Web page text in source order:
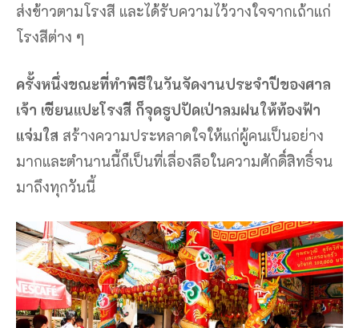
ส่งข้าวตามโรงสี และได้รับความไว้วางใจจากเถ้าแก่
โรงสีต่าง ๆ
ครั้งหนึ่งขณะที่ทำพิธีในวันจัดงานประจำปีของศาล
เจ้า เซียนแปะโรงสี ก็จุดธูปปัดเป่าลมฝนให้ท้องฟ้า
แจ่มใส สร้างความประหลาดใจให้แก่ผู้คนเป็นอย่าง
มากและตำนานนี้ก็เป็นที่เลื่องลือในความศักดิ์สิทธิ์จน
มาถึงทุกวันนี้